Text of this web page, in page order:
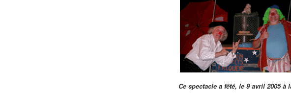
Ce spectacle a fêté, le 9 avril 2005 à